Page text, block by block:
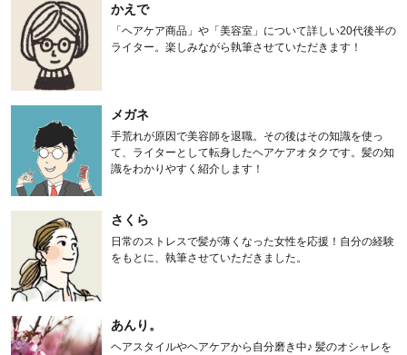
かえで
「ヘアケア商品」や「美容室」について詳しい20代後半の
ライター。楽しみながら執筆させていただきます！
メガネ
手荒れが原因で美容師を退職。その後はその知識を使っ
て、ライターとして転身したヘアケアオタクです。髪の知
識をわかりやすく紹介します！
さくら
日常のストレスで髪が薄くなった女性を応援！自分の経験
をもとに、執筆させていただきました。
あんり。
ヘアスタイルやヘアケアから自分磨き中♪ 髪のオシャレを